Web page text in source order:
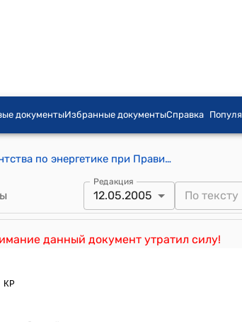
документыИзбранные документыСправка
Постановление Исполнительного Совета Госагентства по энергетике при Правительстве КР от 12 мая 2005 года № 64 "О тарифе на сжатый природный газ, отпускаемый ОсОО «Прометей» потребителям для заправки автотранспорта"
Редакция
12.05.2005
данный документ утратил силу!